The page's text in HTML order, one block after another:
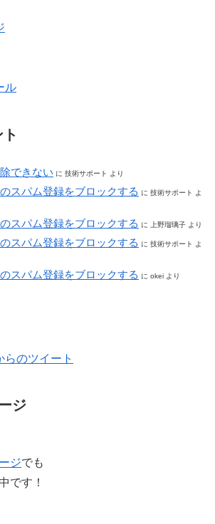
ル
できない に 技術サポート より
スパム登録をブロックする に 技術サポート
よ
スパム登録をブロックする に 上野瑠璃子 より
スパム登録をブロックする に 技術サポート
よ
スパム登録をブロックする に okei より
らのツイート
ジ
ジでも
です！